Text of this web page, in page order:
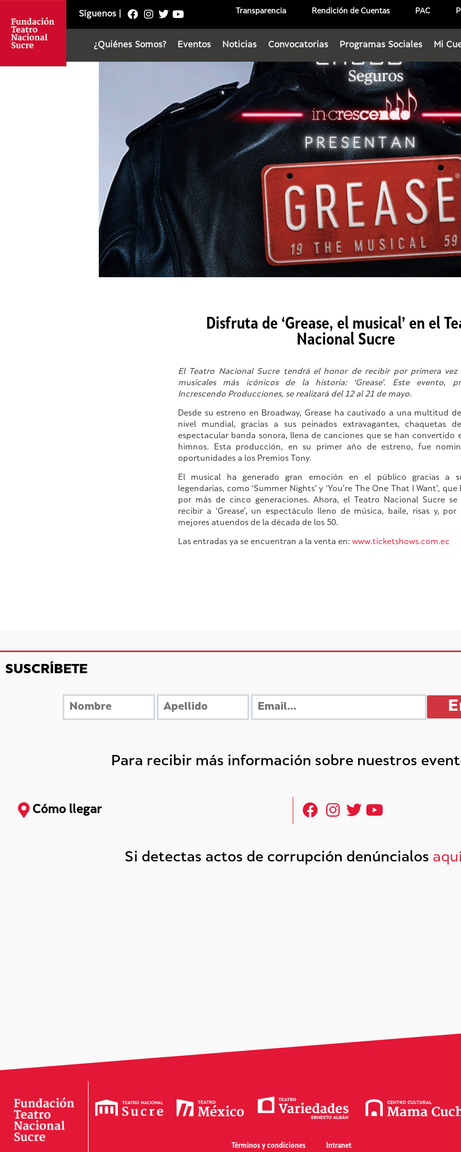
Síguenos Transparencia Rendición de Cuentas PAC
¿Quiénes Somos? Eventos Noticias Convocatorias Programas Sociales Mi
Disfruta de ‘Grease, el musical’ en el
Nacional Sucre
El Teatro Nacional Sucre tendrá el honor de recibir por primera
musicales más icónicos de la historia: ‘Grease’. Este evento,
Increscendo Producciones, se realizará del 12 al 21 de mayo.
Desde su estreno en Broadway, Grease ha cautivado a una multitud
nivel mundial, gracias a sus peinados extravagantes, chaquetas
espectacular banda sonora, llena de canciones que se han convertido
himnos. Esta producción, en su primer año de estreno, fue
oportunidades a los Premios Tony.
El musical ha generado gran emoción en el público gracias a
legendarias, como ‘Summer Nights’ y ‘You’re The One That I Want’,
por más de cinco generaciones. Ahora, el Teatro Nacional Sucre se
recibir a ‘Grease’, un espectáculo lleno de música, baile, risas y, por
mejores atuendos de la década de los 50.
Las entradas ya se encuentran a la venta en: www.ticketshows.com.ec
SUSCRÍBETE
Para recibir más información sobre nuestros
Cómo llegar
Si detectas actos de corrupción denúncialos aquí
Términos y condiciones Intranet